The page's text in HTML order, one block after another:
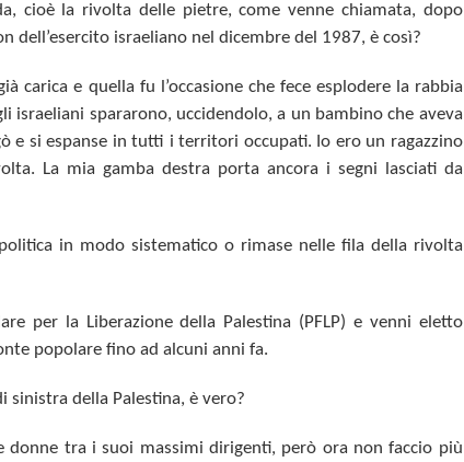
cioè la rivolta delle pietre, come venne chiamata, dopo
dell’esercito israeliano nel dicembre del 1987, è così?
carica e quella fu l’occasione che fece esplodere la rabbia
israeliani spararono, uccidendolo, a un bambino che aveva
e si espanse in tutti i territori occupati. Io ero un ragazzino
La mia gamba destra porta ancora i segni lasciati da
in modo sistematico o rimase nelle fila della rivolta
per la Liberazione della Palestina (PFLP) e venni eletto
popolare fino ad alcuni anni fa.
sinistra della Palestina, è vero?
donne tra i suoi massimi dirigenti, però ora non faccio più